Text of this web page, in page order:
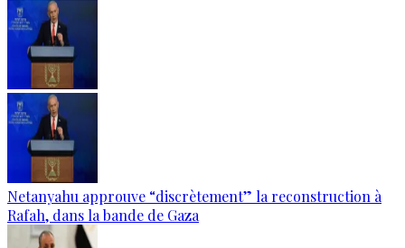
Netanyahu approuve “discrètement” la reconstruction à
Rafah, dans la bande de Gaza